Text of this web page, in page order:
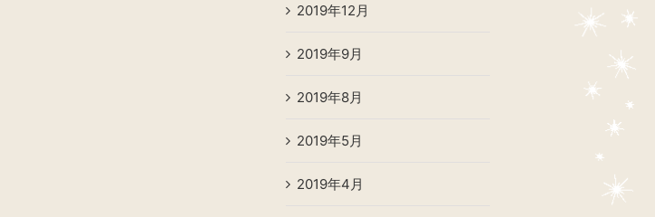
2019年12月
2019年9月
2019年8月
2019年5月
2019年4月